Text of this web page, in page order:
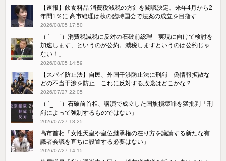
【速報】飲食料品 消費税減税の方針を閣議決定、来年4月から2
年間1％に 高市総理は秋の臨時国会で法案の成立を目指す
2026/08/05 17:50
（ ´_ゝ`）消費税減税に反対の石破前総理「実現に向けて検討を
加速します、というのが公約。減税しますというのは公約じゃ
ない！」
2026/08/05 14:59
【スパイ防止法】自民、外国干渉防止法に刑罰 偽情報拡散な
どの不当干渉を防止 これに反対する政党はどこかな？
2026/07/27 22:05
（ ´_ゝ`）石破前首相、講演で成立した国旗損壊罪を猛批判「刑
罰によって強制するものではない」
2026/07/27 18:25
高市首相「女性天皇や皇位継承権の在り方を議論する新たな有
識者会議を直ちに設置する必要はない」
2026/07/27 14:15